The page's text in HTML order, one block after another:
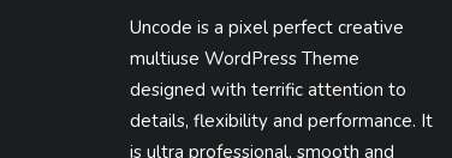
Uncode is a pixel perfect creative
multiuse WordPress Theme
designed with terrific attention to
details, flexibility and performance. It
is ultra professional, smooth and